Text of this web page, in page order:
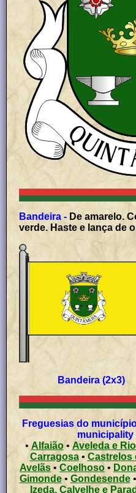
Bandeira - De amarelo.
verde. Haste e lança de
Bandeira (2x3)
Freguesias do
• Alfaião•
Carragosa•
Avelãs • Coelhoso •
Gimonde• Gondesende•
Izeda, Calvelhe e